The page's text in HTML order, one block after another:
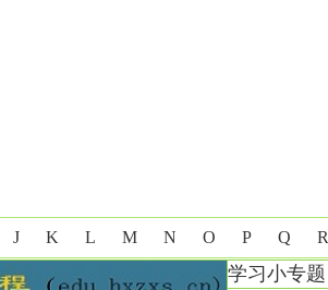
J K L M N O P Q R
学习小专题